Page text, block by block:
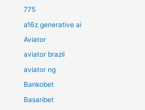
775
a16z generative ai
Aviator
aviator brazil
aviator ng
Bankobet
Basaribet